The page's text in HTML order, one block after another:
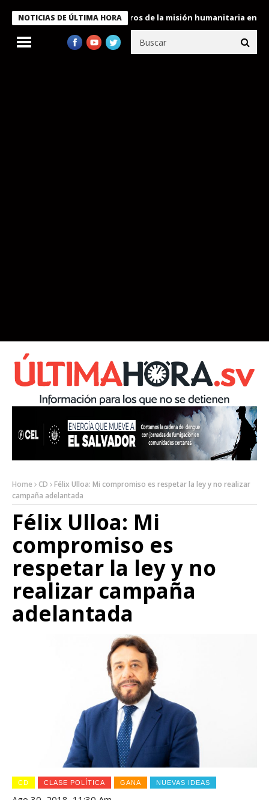
NOTICIAS DE ÚLTIMA HORA
Bukele condecora a miembros de la misión humanitaria enviada
Home CD
Félix Ulloa: Mi compromiso es respetar la ley y no realizar
campaña adelantada
Félix Ulloa: Mi
compromiso es
respetar la ley y no
realizar campaña
adelantada
CD CLASE POLÍTICA GANA NUEVAS IDEAS